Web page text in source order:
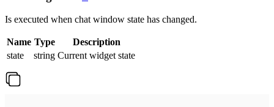
Is executed when chat window state has changed.
Name Type
Description
state
string Current widget state